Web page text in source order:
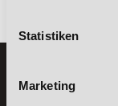
Statistiken
Marketing
KONTAKT
07191-22987-0